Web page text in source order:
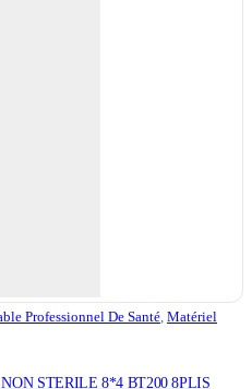
Professionnel De Santé Matériel
STERILE 8*4 BT200 8PLIS